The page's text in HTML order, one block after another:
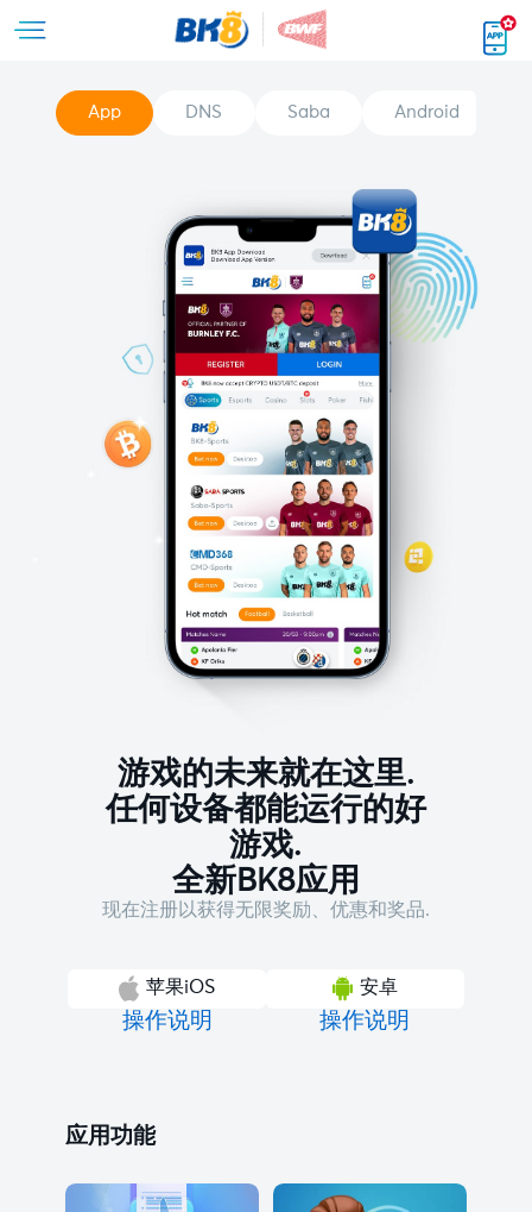
App DNS Saba Android
游戏的未来就在这里.
任何设备都能运行的好
游戏.
全新BK8应用
现在注册以获得无限奖励、优惠和奖品.
苹果iOS
操作说明
安卓
操作说明
应用功能